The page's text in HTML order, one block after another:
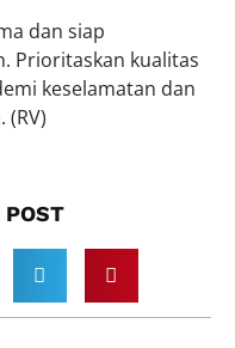
dan siap
Prioritaskan kualitas
keselamatan dan
POST​